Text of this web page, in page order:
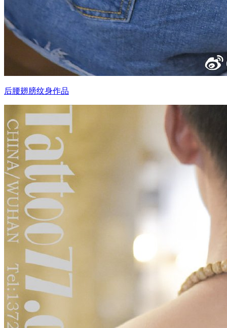
后腰翅膀纹身作品